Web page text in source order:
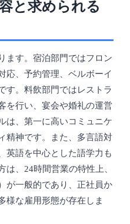
と求められる
ます。宿泊部門ではフロン
応、予約管理、ベルボーイ
す。料飲部門ではレストラ
を行い、宴会や婚礼の運営
は、第一に高いコミュニケ
精神です。また、多言語対
英語を中心とした語学力も
は、24時間営業の特性上、
が一般的であり、正社員か
様な雇用形態が存在しま